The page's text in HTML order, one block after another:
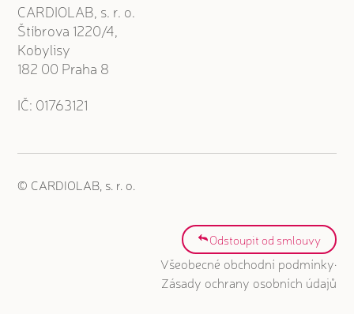
CARDIOLAB, s. r. o.
Štíbrova 1220/4,
Kobylisy
182 00 Praha 8
IČ: 01763121
© CARDIOLAB, s. r. o.
Odstoupit od smlouvy
Všeobecné obchodní podmínky·
Zásady ochrany osobních údajů